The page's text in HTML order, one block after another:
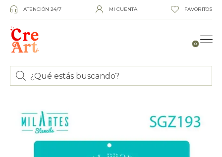
ATENCIÓN 24/7 MI CUENTA FAVORITOS
0